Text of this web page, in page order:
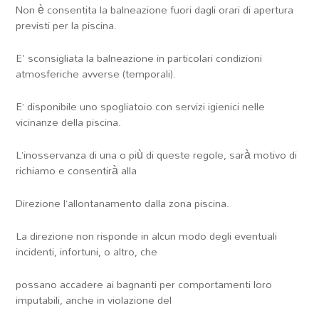
Non è consentita la balneazione fuori dagli orari di apertura
previsti per la piscina.
E' sconsigliata la balneazione in particolari condizioni
atmosferiche avverse (temporali).
E’ disponibile uno spogliatoio con servizi igienici nelle
vicinanze della piscina.
L’inosservanza di una o più di queste regole, sarà motivo di
richiamo e consentirà alla
Direzione l’allontanamento dalla zona piscina.
La direzione non risponde in alcun modo degli eventuali
incidenti, infortuni, o altro, che
possano accadere ai bagnanti per comportamenti loro
imputabili, anche in violazione del